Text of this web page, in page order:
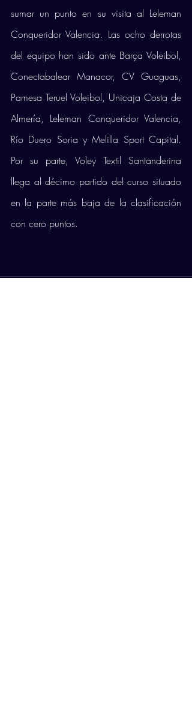
sumar un punto en su visita al Leleman
Conqueridor Valencia. Las ocho derrotas
del equipo han sido ante Barça Voleibol,
Conectabalear Manacor, CV Guaguas,
Pamesa Teruel Voleibol, Unicaja Costa de
Almería, Leleman Conqueridor Valencia,
Río Duero Soria y Melilla Sport Capital.
Por su parte, Voley Textil Santanderina
llega al décimo partido del curso situado
en la parte más baja de la clasificación
con cero puntos.